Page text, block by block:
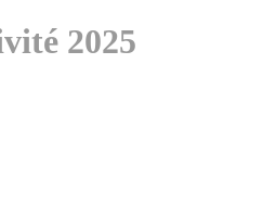
2025